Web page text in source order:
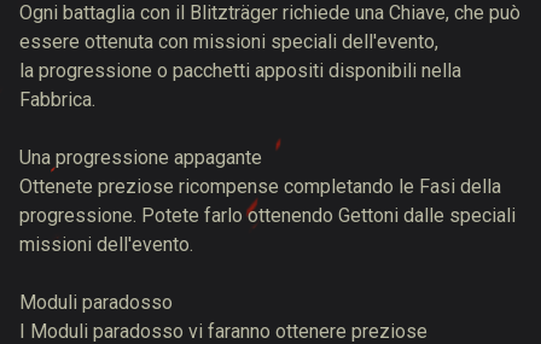
Ogni battaglia con il Blitzträger richiede una Chiave, che può
essere ottenuta con missioni speciali dell'evento,
la progressione o pacchetti appositi disponibili nella
Fabbrica.
Una progressione appagante
Ottenete preziose ricompense completando le Fasi della
progressione. Potete farlo ottenendo Gettoni dalle speciali
missioni dell'evento.
Moduli paradosso
I Moduli paradosso vi faranno ottenere preziose